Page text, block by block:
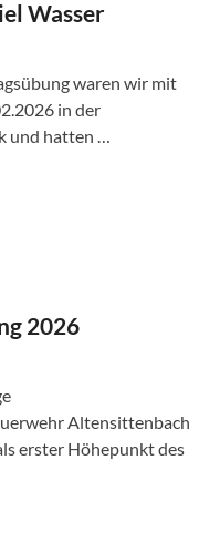
Wasser
waren wir mit
in der
und hatten …
2026
Altensittenbach
erster Höhepunkt des